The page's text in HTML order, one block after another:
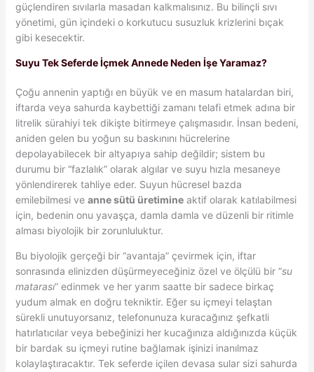
güçlendiren sıvılarla masadan kalkmalısınız. Bu bilinçli sıvı
yönetimi, gün içindeki o korkutucu susuzluk krizlerini bıçak
gibi kesecektir.
Suyu Tek Seferde İçmek Annede Neden İşe Yaramaz?
Çoğu annenin yaptığı en büyük ve en masum hatalardan biri,
iftarda veya sahurda kaybettiği zamanı telafi etmek adına bir
litrelik sürahiyi tek dikişte bitirmeye çalışmasıdır. İnsan bedeni,
aniden gelen bu yoğun su baskınını hücrelerine
depolayabilecek bir altyapıya sahip değildir; sistem bu
durumu bir “fazlalık” olarak algılar ve suyu hızla mesaneye
yönlendirerek tahliye eder. Suyun hücresel bazda
emilebilmesi ve anne sütü üretimineaktif olarak katılabilmesi
için, bedenin onu yavaşça, damla damla ve düzenli bir ritimle
alması biyolojik bir zorunluluktur.
Bu biyolojik gerçeği bir “avantaja” çevirmek için, iftar
sonrasında elinizden düşürmeyeceğiniz özel ve ölçülü bir “su
matarası” edinmek ve her yarım saatte bir sadece birkaç
yudum almak en doğru tekniktir. Eğer su içmeyi telaştan
sürekli unutuyorsanız, telefonunuza kuracağınız şefkatli
hatırlatıcılar veya bebeğinizi her kucağınıza aldığınızda küçük
bir bardak su içmeyi rutine bağlamak işinizi inanılmaz
kolaylaştıracaktır. Tek seferde içilen devasa sular sizi sahurda